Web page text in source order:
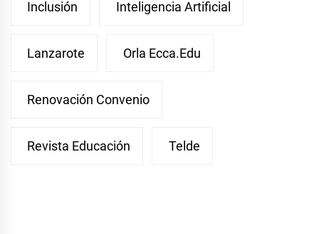
Inclusión Inteligencia Artificial
Lanzarote Orla Ecca.edu
Renovación Convenio
Revista Educación Telde